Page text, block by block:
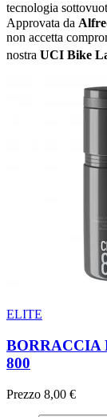
tecnologia
Approvata da
non accetta
nostra UCI Bike
ELITE
BORRACCIA
800
Prezzo 8,00 €